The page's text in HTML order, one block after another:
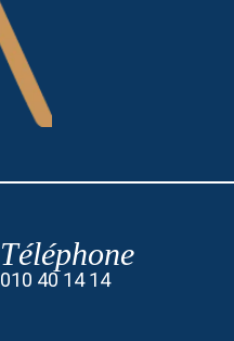
Téléphone
010 40 14 14